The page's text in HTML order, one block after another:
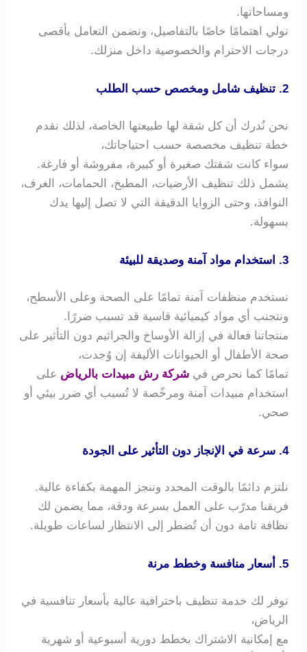
ومساحاتها.
نولي اهتمامًا خاصًا بالتفاصيل، ونضمن التعامل بأقصى
درجات الاحترام والخصوصية داخل منزلك.
2. تنظيف شامل ومخصص حسب الطلب
نحن نُدرك أن كل شقة لها طبيعتها الخاصة، لذلك نقدم
خطة تنظيف مخصصة حسب احتياجاتك،
سواء كانت شقتك صغيرة أو كبيرة، مفروشة أو فارغة.
يشمل ذلك تنظيف الأرضيات، المطبخ، الحمامات، الغرف،
النوافذ، وحتى الزوايا الدقيقة التي لا تصل إليها يدك
بسهولة.
3. استخدام مواد آمنة وصديقة للبيئة
نستخدم منظفات آمنة تمامًا على الصحة وعلى الأسطح،
ونتجنب أي مواد كيميائية قاسية قد تسبب ضررًا.
منتجاتنا فعالة في إزالة الأوساخ والجراثيم دون التأثير على
صحة الأطفال أو الحيوانات الأليفة إن وُجدت،
تمامًا كما نحرص في شركة رش مبيدات بالرياض على
استخدام مبيدات آمنة ومرخّصة لا تُسبب أي ضرر بيئي أو
صحي.
4. سرعة في الإنجاز دون التأثير على الجودة
نلتزم دائمًا بالوقت المحدد وننجز المهمة بكفاءة عالية.
فريقنا مدرّب على العمل بسرعة ودقة، مما يضمن لك
نظافة تامة دون أن تُضطر إلى الانتظار لساعات طويلة.
5. أسعار منافسة وخطط مرنة
نوفر لك خدمة تنظيف باحترافية عالية بأسعار تنافسية في
الرياض،
مع إمكانية الاشتراك بخطط دورية أسبوعية أو شهرية